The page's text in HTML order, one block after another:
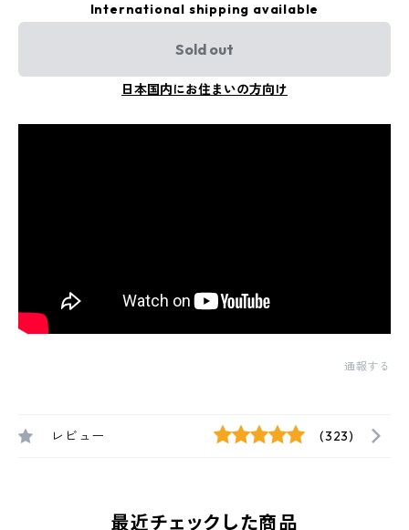
International shipping available
Sold out
日本国内にお住まいの方向け
通報する
レビュー (323)
最近チェックした商品